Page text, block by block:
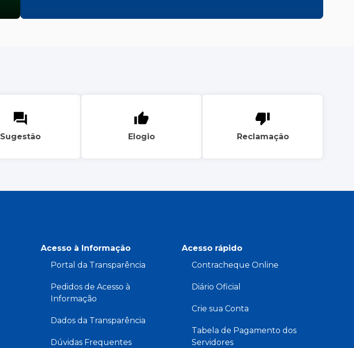
Sugestão Elogio Reclamação
Acesso à Informação
Portal da Transparência
Pedidos de Acesso à
Informação
Dados da Transparência
Dúvidas Frequentes
Acesso rápido
Contracheque Online
Diário Oficial
Crie sua Conta
Tabela de Pagamento dos
Servidores